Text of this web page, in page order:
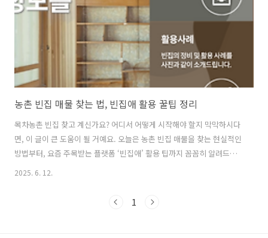
농촌 빈집 매물 찾는 법, 빈집애 활용 꿀팁 정리
목차농촌 빈집 찾고 계신가요? 어디서 어떻게 시작해야 할지 막막하시다
면, 이 글이 큰 도움이 될 거예요. 오늘은 농촌 빈집 매물을 찾는 현실적인
방법부터, 요즘 주목받는 플랫폼 ‘빈집애’ 활용 팁까지 꼼꼼히 알려드릴
게요! ✅ 왜 지금, 농촌 빈집에 주목할까요?,최근 몇 년 사이 귀농·귀촌을
한 관심도 함께 높아졌죠. 농촌 빈집 장점매입 비용이 저렴하다. 리모델
2025. 6. 12.
1